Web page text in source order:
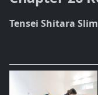
Tensei Shitara